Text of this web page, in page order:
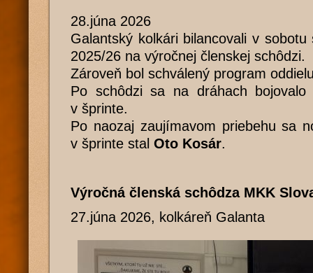
28.júna 2026
Galantský kolkári bilancovali v
2025/26 na výročnej členskej schôdzi.
Zároveň bol schválený program
Po schôdzi sa na dráhach
v šprinte.
Po naozaj zaujímavom priebehu sa
v šprinte stal Oto Kosár.
Výročná členská schôdza MKK
27.júna 2026, kolkáreň Galanta